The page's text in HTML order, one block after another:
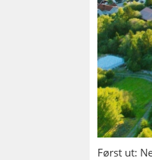
Først ut: